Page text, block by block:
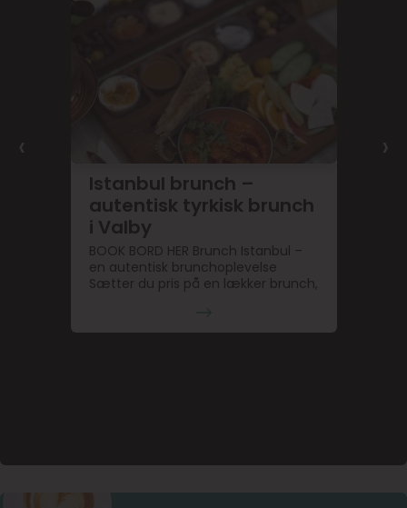
Istanbul brunch –
autentisk tyrkisk brunch
i Valby
BOOK BORD HER Brunch Istanbul –
en autentisk brunchoplevelse
Sætter du pris på en lækker brunch,
‹ ›